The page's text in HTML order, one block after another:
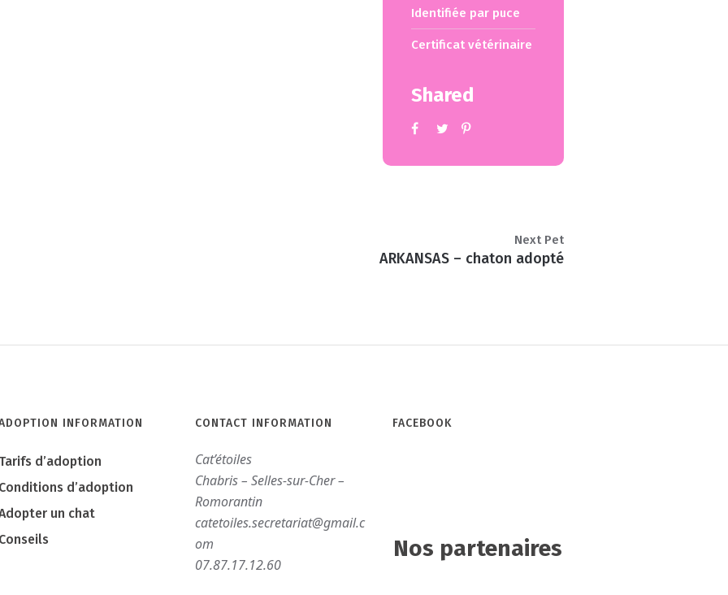
Identifiée par puce
Certificat vétérinaire
Shared
ARKANSAS – chaton adopté
Next Pet
INFORMATION
Tarifs d’adoption
Conditions d’adoption
un chat
Conseils
CONTACT INFORMATION
Cat’étoiles
Chabris – Selles-sur-Cher –
Romorantin
catetoiles.secretariat@gmail.c
om
07.87.17.12.60
FACEBOOK
Nos partenaires